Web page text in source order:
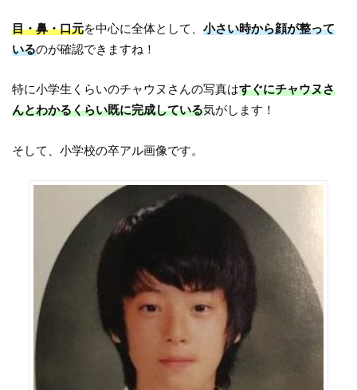
目・鼻・口元を中心に全体として、小さい時から顔が整って
いるのが確認できますね！
特に小学生くらいのチャウヌさんの写真はすぐにチャウヌさ
んとわかるくらい既に完成している気がします！
そして、小学校の卒アル画像です。